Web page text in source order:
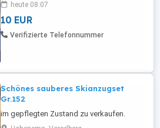
heute 08:07
10 EUR
Verifizierte Telefonnummer
Schönes sauberes Skianzugset
Gr.152
im gepflegten Zustand zu verkaufen.